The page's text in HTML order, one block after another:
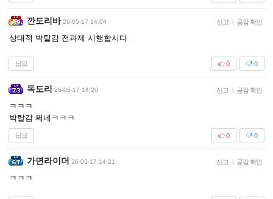
깐도리바 26-05-17 14:04 신고 공감 확인
상대적 박탈감 전과제 시행합시다
답글 0
0
독도리 26-05-17 14:20 신고 공감 확인
ㅋㅋㅋ
박탈감 쩌네ㅋㅋㅋ
답글 0
0
가면라이더 26-05-17 14:21 신고 공감 확인
ㅋㅋㅋ